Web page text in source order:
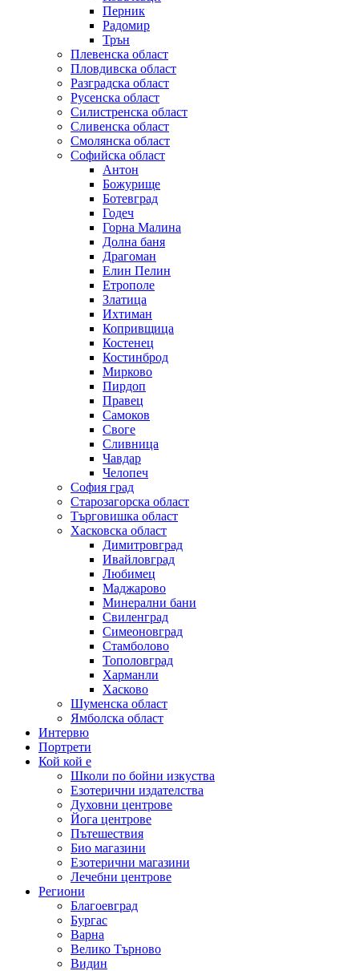
Перник
Радомир
Трън
Плевенска област
Пловдивска област
Разградска област
Русенска област
Силистренска област
Сливенска област
Смолянска област
Софийска област
Антон
Божурище
Ботевград
Годеч
Горна Малина
Долна баня
Драгоман
Елин Пелин
Етрополе
Златица
Ихтиман
Копривщица
Костенец
Костинброд
Мирково
Пирдоп
Правец
Самоков
Своге
Сливница
Чавдар
Челопеч
София град
Старозагорска област
Търговишка област
Хасковска област
Димитровград
Ивайловград
Любимец
Маджарово
Минерални бани
Свиленград
Симеоновград
Стамболово
Тополовград
Харманли
Хасково
Шуменска област
Ямболска област
Интервю
Портрети
Кой кой е
Школи по бойни изкуства
Езотерични издателства
Духовни центрове
Йога центрове
Пътешествия
Био магазини
Езотерични магазини
Лечебни центрове
Региони
Благоевград
Бургас
Варна
Велико Търново
Видин